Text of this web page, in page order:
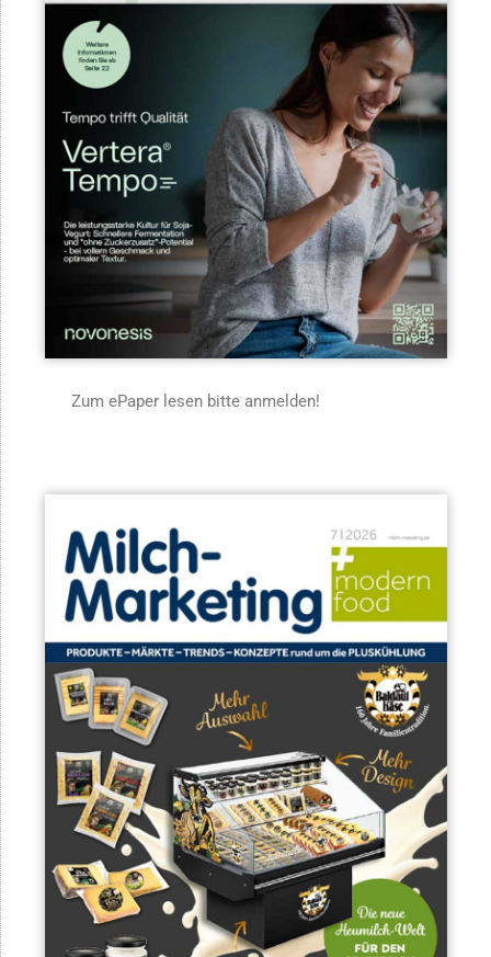
Zum ePaper lesen bitte anmelden!